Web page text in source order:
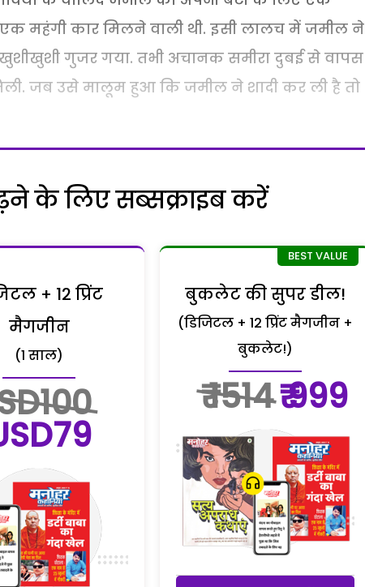
महंगी कार मिलने वाली थी. इसी लालच में जमील ने
गुजर गया. तभी अचानक समीरा दुबई से वापस
जब उसे मालूम हुआ कि जमील ने शादी कर ली है तो
के लिए सब्सक्राइब करें
+ 12 प्रिंट
मैगजीन
(1 साल)
बुकलेट की सुपर डील!
(डिजिटल + 12 प्रिंट मैगजीन +
बुकलेट!)
₹ 1514₹ 999